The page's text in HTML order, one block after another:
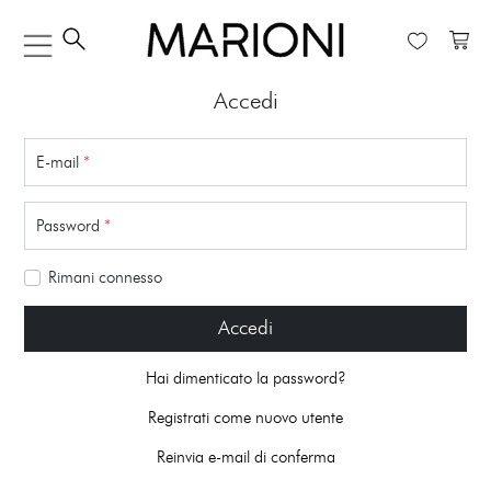
Accedi
E-mail *
Password *
Rimani connesso
Accedi
Hai dimenticato la password?
Registrati come nuovo utente
Reinvia e-mail di conferma